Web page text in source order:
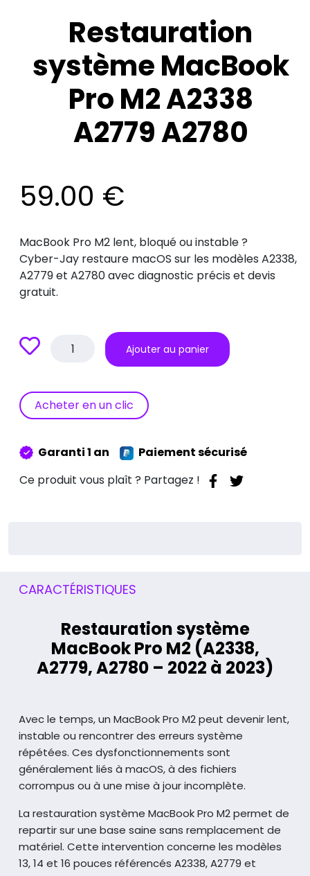
Restauration
système MacBook
Pro M2 A2338
A2779 A2780
59.00 €
MacBook Pro M2 lent, bloqué ou instable ?
Cyber-Jay restaure macOS sur les modèles A2338,
A2779 et A2780 avec diagnostic précis et devis
gratuit.
quantité
MacBook
A2779
A2780
Ajouter au panier
Acheter en un clic
Garanti 1 an
Paiement sécurisé
Ce produit vous plaît ? Partagez !
CARACTÉRISTIQUES
Restauration système
MacBook Pro M2 (A2338,
A2779, A2780 – 2022 à 2023)
Avec le temps, un MacBook Pro M2 peut devenir lent,
instable ou rencontrer des erreurs système
répétées. Ces dysfonctionnements sont
généralement liés à macOS, à des fichiers
corrompus ou à une mise à jour incomplète.
La restauration système MacBook Pro M2 permet de
repartir sur une base saine sans remplacement de
matériel. Cette intervention concerne les modèles
13, 14 et 16 pouces référencés A2338, A2779 et